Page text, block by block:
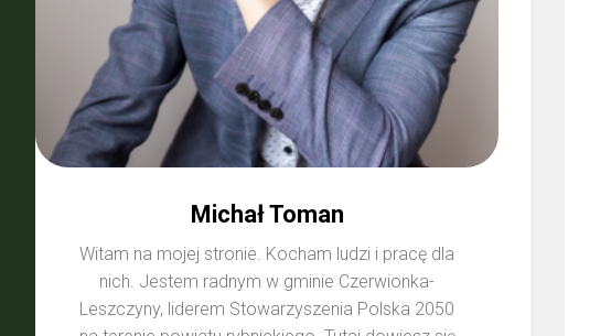
Michał Toman
Witam na mojej stronie. Kocham ludzi i pracę dla
nich. Jestem radnym w gminie Czerwionka-
Leszczyny, liderem Stowarzyszenia Polska 2050